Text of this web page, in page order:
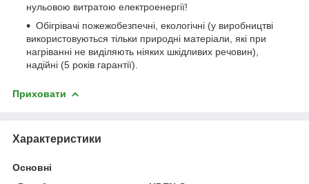
нульовою витратою електроенергії!
Обігрівачі пожежобезпечні, екологічні (у виробництві
використовуються тільки природні матеріали, які при
нагріванні не виділяють ніяких шкідливих речовин),
надійні (5 років гарантії).
Приховати
Характеристики
Основні